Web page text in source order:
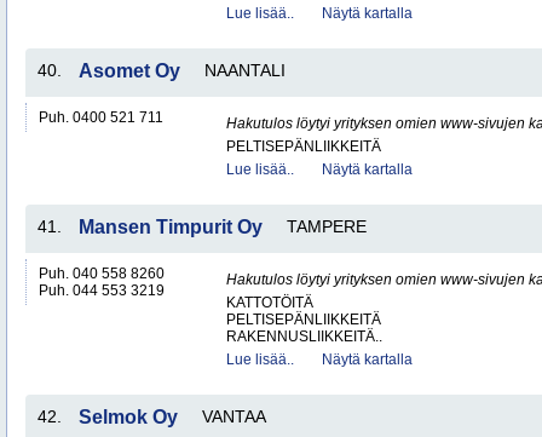
Lue lisää..
Näytä kartalla
40. Asomet Oy NAANTALI
Puh. 0400 521 711
Hakutulos löytyi yrityksen omien www-sivujen
PELTISEPÄNLIIKKEITÄ
Lue lisää..
Näytä kartalla
41. Mansen Timpurit Oy TAMPERE
Puh. 040 558 8260
Puh. 044 553 3219
Hakutulos löytyi yrityksen omien www-sivujen
KATTOTÖITÄ
PELTISEPÄNLIIKKEITÄ
RAKENNUSLIIKKEITÄ..
Lue lisää..
Näytä kartalla
42. Selmok Oy VANTAA